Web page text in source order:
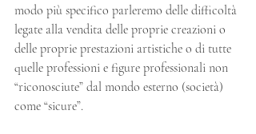
modo più specifico parleremo delle difficoltà
legate alla vendita delle proprie creazioni o
delle proprie prestazioni artistiche o di tutte
quelle professioni e figure professionali non
“riconosciute” dal mondo esterno (società)
come “sicure”.